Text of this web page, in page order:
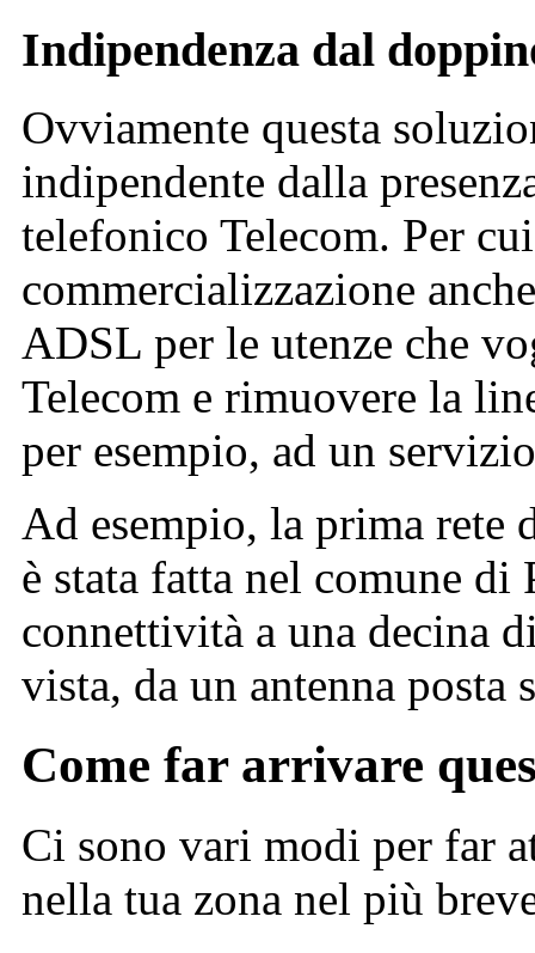
Indipendenza dal
Ovviamente questa
indipendente dalla
telefonico Telecom. Per
commercializzazione
ADSL per le utenze che
Telecom e rimuovere la
per esempio, ad un
Ad esempio, la prima rete
è stata fatta nel comune di
connettività a una decina
vista, da un antenna posta
Come far arrivare
Ci sono vari modi per far
nella tua zona nel più